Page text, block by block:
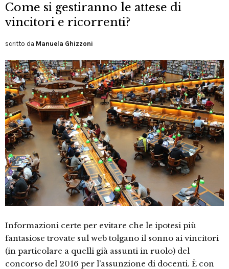
Come si gestiranno le attese di
vincitori e ricorrenti?
scritto da Manuela Ghizzoni
Informazioni certe per evitare che le ipotesi più
fantasiose trovate sul web tolgano il sonno ai vincitori
(in particolare a quelli già assunti in ruolo) del
concorso del 2016 per l’assunzione di docenti. È con